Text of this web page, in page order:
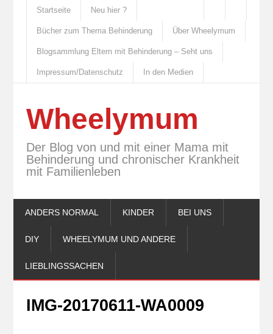
Startseite Neu hier ?
Bücher zum Thema Behinderung Über Wheelymum
Blogsammlung Eltern mit Behinderung – Seht uns
Impressum/Datenschutz In den Medien
Wheelymum
Der Blog von und mit einer Mama mit
Behinderung und chronischer Krankheit
mit Familienleben
ANDERS NORMAL KINDER BEI UNS
DIY WHEELYMUM UND ANDERE
LIEBLINGSSACHEN
IMG-20170611-WA0009